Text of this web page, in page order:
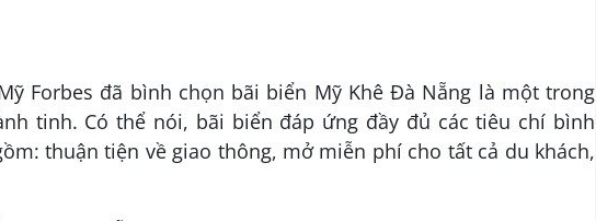
Forbes đã bình chọn bãi biển Mỹ Khê Đà Nẵng là một trong
tinh. Có thể nói, bãi biển đáp ứng đầy đủ các tiêu chí bình
thuận tiện về giao thông, mở miễn phí cho tất cả du khách,